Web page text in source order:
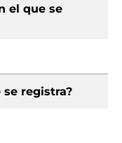
el que se
se registra?